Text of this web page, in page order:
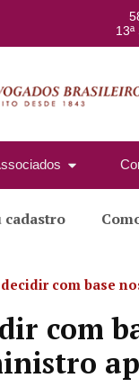
cadastro
com base
com